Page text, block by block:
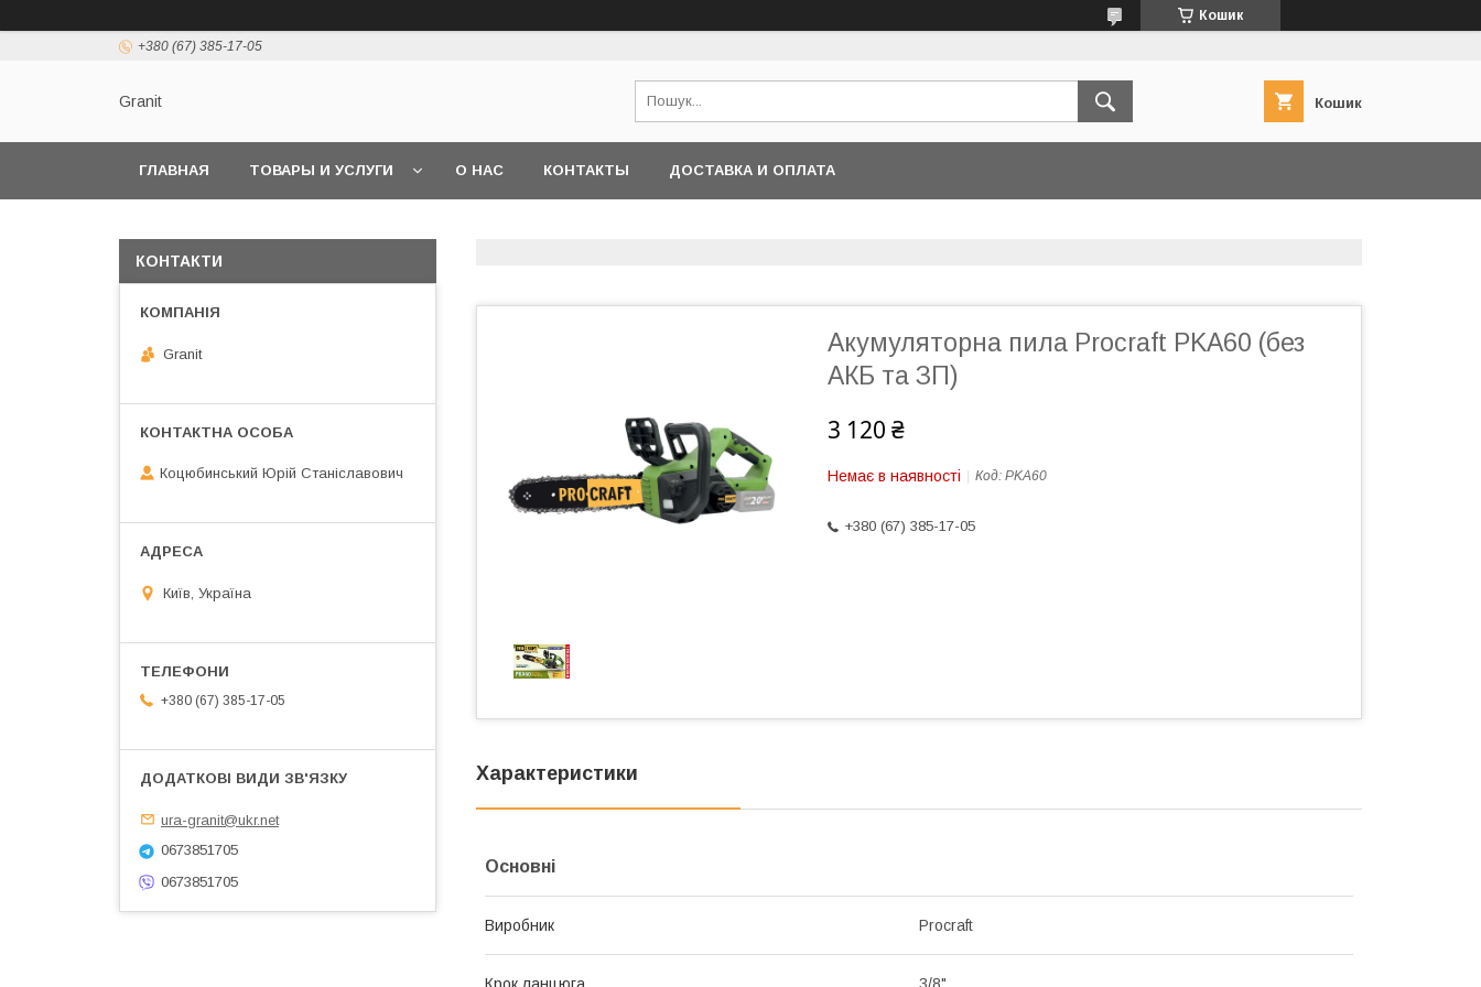
Кошик
+380 (67) 385-17-05
Granit Кошик
ГЛАВНАЯ ТОВАРЫ И УСЛУГИ О НАС КОНТАКТЫ ДОСТАВКА И ОПЛАТА
Акумуляторна пила Procraft PKA60 (без
АКБ та ЗП)
3 120 ₴
Немає в наявності Код: PKA60
+380 (67) 385-17-05
Характеристики
Основні
Виробник Procraft
КОНТАКТИ
Granit
Коцюбинський Юрій Станіславович
Київ, Україна
+380 (67) 385-17-05
ura-granit@ukr.net
0673851705
0673851705